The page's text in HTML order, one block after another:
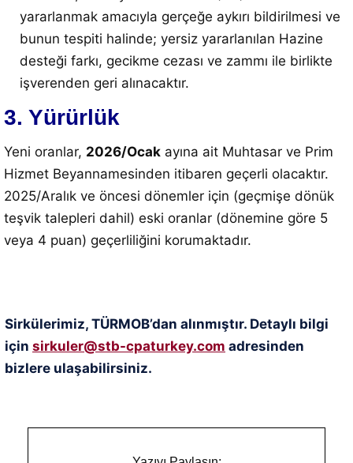
yararlanmak amacıyla gerçeğe aykırı bildirilmesi ve
bunun tespiti halinde; yersiz yararlanılan Hazine
desteği farkı, gecikme cezası ve zammı ile birlikte
işverenden geri alınacaktır.
3. Yürürlük
Yeni oranlar, 2026/Ocak ayına ait Muhtasar ve Prim
Hizmet Beyannamesinden itibaren geçerli olacaktır.
2025/Aralık ve öncesi dönemler için (geçmişe dönük
teşvik talepleri dahil) eski oranlar (dönemine göre 5
veya 4 puan) geçerliliğini korumaktadır.
Sirkülerimiz, TÜRMOB’dan alınmıştır. Detaylı bilgi
için sirkuler@stb-cpaturkey.com adresinden
bizlere ulaşabilirsiniz.